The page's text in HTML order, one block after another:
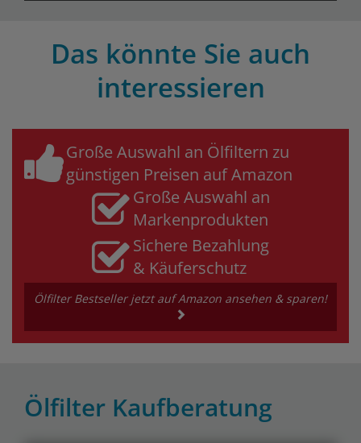
Das könnte Sie auch
interessieren
Große Auswahl an Ölfiltern zu
günstigen Preisen auf Amazon
Große Auswahl an
Markenprodukten
Sichere Bezahlung
& Käuferschutz
Ölfilter Bestseller jetzt auf Amazon ansehen & sparen!
Ölfilter Kaufberatung